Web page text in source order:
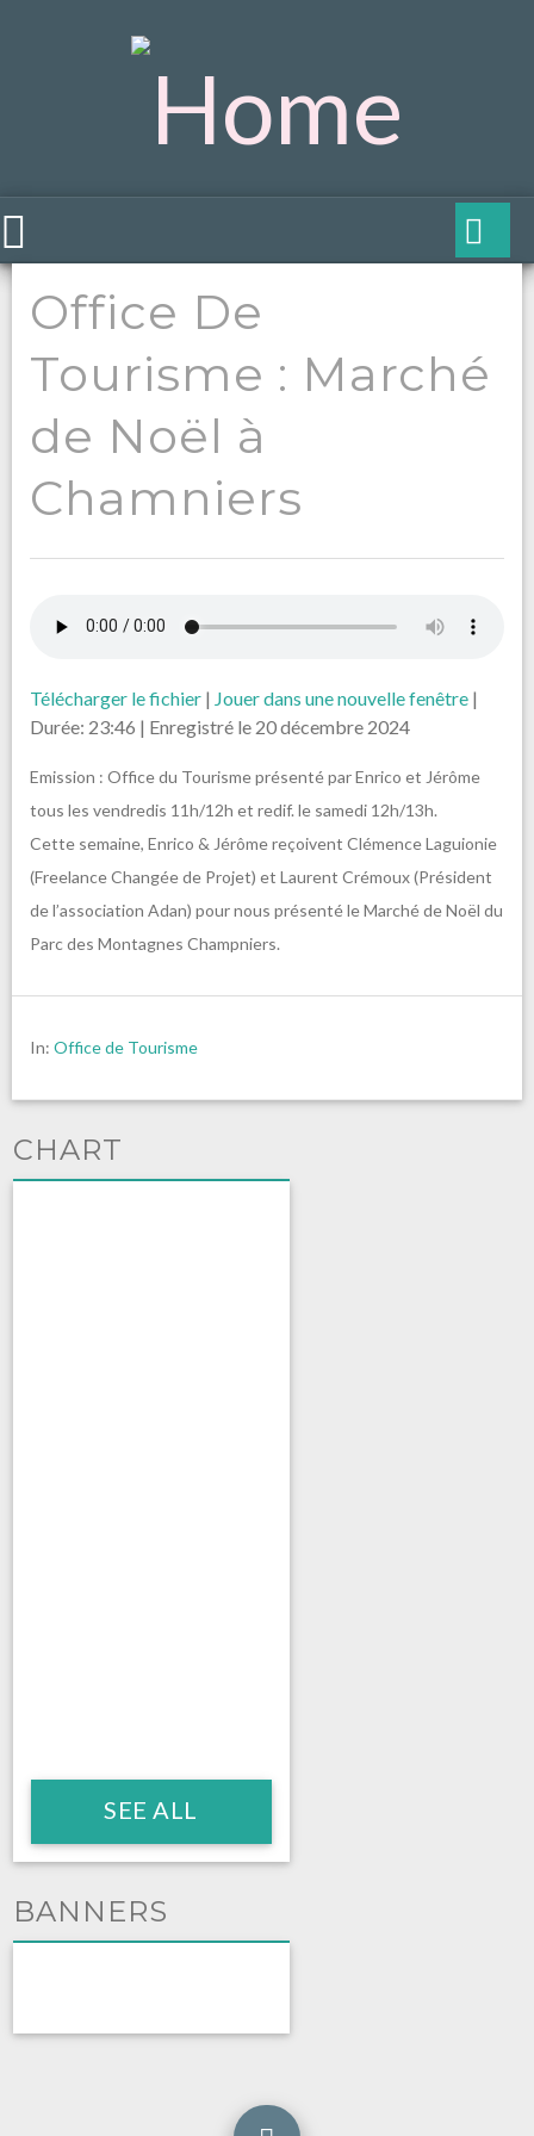
Office De
Tourisme : Marché
de Noël à
Chamniers
Télécharger le fichier | Jouer dans une nouvelle fenêtre |
Durée: 23:46 | Enregistré le 20 décembre 2024
Emission : Office du Tourisme présenté par Enrico et Jérôme
tous les vendredis 11h/12h et redif. le samedi 12h/13h.
Cette semaine, Enrico & Jérôme reçoivent Clémence Laguionie
(Freelance Changée de Projet) et Laurent Crémoux (Président
de l’association Adan) pour nous présenté le Marché de Noël du
Parc des Montagnes Champniers.
In: Office de Tourisme
CHART
SEE ALL
BANNERS